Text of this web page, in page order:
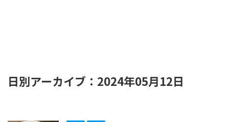
日別アーカイブ：2024年05月12日